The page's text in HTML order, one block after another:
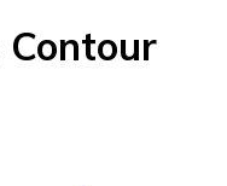
Contour